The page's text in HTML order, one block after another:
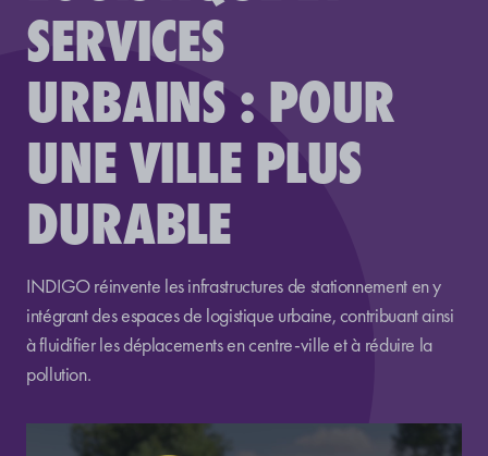
SERVICES
URBAINS : POUR
UNE VILLE PLUS
DURABLE
INDIGO réinvente les infrastructures de stationnement en y
intégrant des espaces de logistique urbaine, contribuant ainsi
à fluidifier les déplacements en centre-ville et à réduire la
pollution.